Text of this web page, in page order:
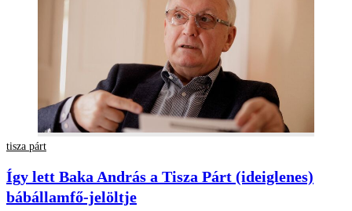
tisza párt
Így lett Baka András a Tisza Párt (ideiglenes)
bábállamfő-jelöltje